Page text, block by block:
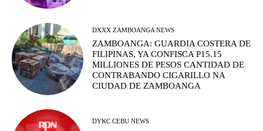
DXXX ZAMBOANGA NEWS
ZAMBOANGA: GUARDIA COSTERA DE
FILIPINAS, YA CONFISCA P15.15
MILLIONES DE PESOS CANTIDAD DE
CONTRABANDO CIGARILLO NA
CIUDAD DE ZAMBOANGA
DYKC CEBU NEWS